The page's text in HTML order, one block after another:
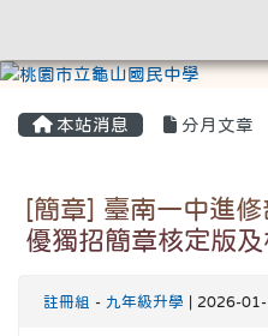
本站消息 分月文章
[簡章] 臺南一中進
優獨招簡章核定版
註冊組 - 九年級升學 | 2026-